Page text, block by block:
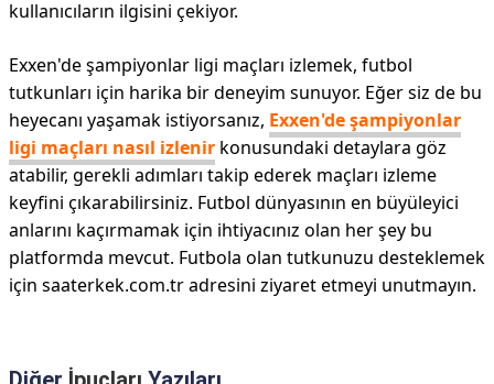
kullanıcıların ilgisini çekiyor.
Exxen'de şampiyonlar ligi maçları izlemek, futbol
tutkunları için harika bir deneyim sunuyor. Eğer siz de bu
heyecanı yaşamak istiyorsanız, Exxen'de şampiyonlar
ligi maçları nasıl izlenir konusundaki detaylara göz
atabilir, gerekli adımları takip ederek maçları izleme
keyfini çıkarabilirsiniz. Futbol dünyasının en büyüleyici
anlarını kaçırmamak için ihtiyacınız olan her şey bu
platformda mevcut. Futbola olan tutkunuzu desteklemek
için saaterkek.com.tr adresini ziyaret etmeyi unutmayın.